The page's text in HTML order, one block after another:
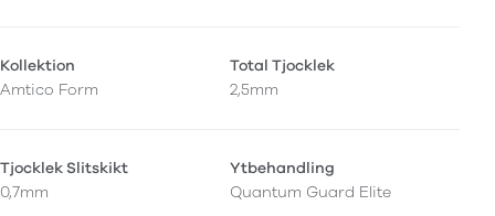
Kollektion
Amtico Form
Total Tjocklek
2,5mm
Tjocklek Slitskikt
0,7mm
Ytbehandling
Quantum Guard Elite